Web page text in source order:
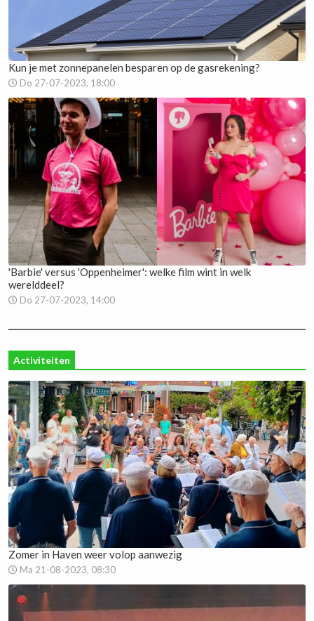
Kun je met zonnepanelen besparen op de gasrekening?
Do 27-07-2023, 18:00
'Barbie' versus 'Oppenheimer': welke film wint in welk
werelddeel?
Do 27-07-2023, 14:00
Activiteiten
Zomer in Haven weer volop aanwezig
Ma 21-08-2023, 08:30